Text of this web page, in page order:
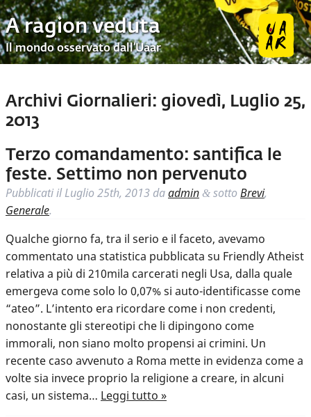
A ragion veduta
Il mondo osservato dall’Uaar
Archivi Giornalieri: giovedì, Luglio 25,
2013
Terzo comandamento: santifica le
feste. Settimo non pervenuto
Pubblicati ilLuglio 25th, 2013 daadmin & sotto Brevi,
Generale.
Qualche giorno fa, tra il serio e il faceto, avevamo
commentato una statistica pubblicata su Friendly Atheist
relativa a più di 210mila carcerati negli Usa, dalla quale
emergeva come solo lo 0,07% si auto-identificasse come
“ateo”. L’intento era ricordare come i non credenti,
nonostante gli stereotipi che li dipingono come
immorali, non siano molto propensi ai crimini. Un
recente caso avvenuto a Roma mette in evidenza come a
volte sia invece proprio la religione a creare, in alcuni
casi, un sistema… Leggi tutto »